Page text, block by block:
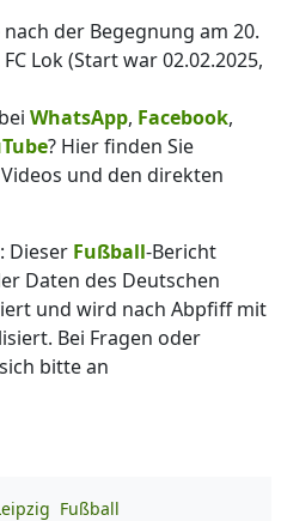
der Begegnung am 20.
Lok (Start war 02.02.2025,
WhatsApp, Facebook,
? Hier finden Sie
und den direkten
Dieser Fußball-Bericht
Daten des Deutschen
und wird nach Abpfiff mit
Bei Fragen oder
bitte an
Fußball